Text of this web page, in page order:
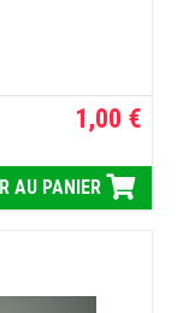
1,00 €
AU PANIER